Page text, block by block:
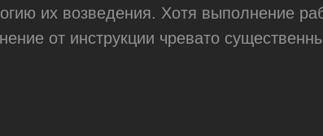
их возведения. Хотя выполнение
от инструкции чревато